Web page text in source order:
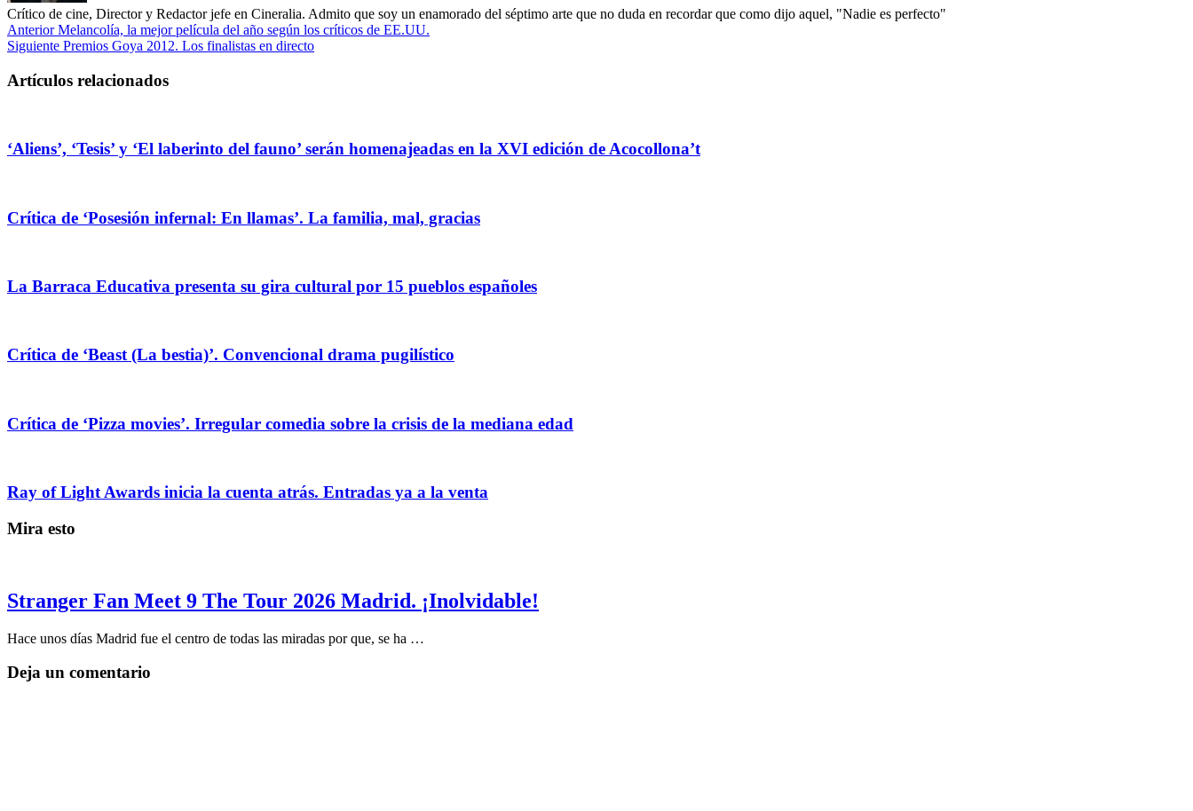
Crítico de cine, Director y Redactor jefe en Cineralia. Admito que soy un enamorado del séptimo arte que no duda en recordar que como dijo aquel, "Nadie es perfecto"
AnteriorMelancolía, la mejor película del año según los críticos de EE.UU.
Siguiente Premios Goya 2012. Los finalistas en directo
Artículos relacionados
‘Aliens’, ‘Tesis’ y ‘El laberinto del fauno’ serán homenajeadas en la XVI edición de Acocollona’t
Crítica de ‘Posesión infernal: En llamas’. La familia, mal, gracias
La Barraca Educativa presenta su gira cultural por 15 pueblos españoles
Crítica de ‘Beast (La bestia)’. Convencional drama pugilístico
Crítica de ‘Pizza movies’. Irregular comedia sobre la crisis de la mediana edad
Ray of Light Awards inicia la cuenta atrás. Entradas ya a la venta
Mira esto
Stranger Fan Meet 9 The Tour 2026 Madrid. ¡Inolvidable!
Hace unos días Madrid fue el centro de todas las miradas por que, se ha …
Deja un comentario